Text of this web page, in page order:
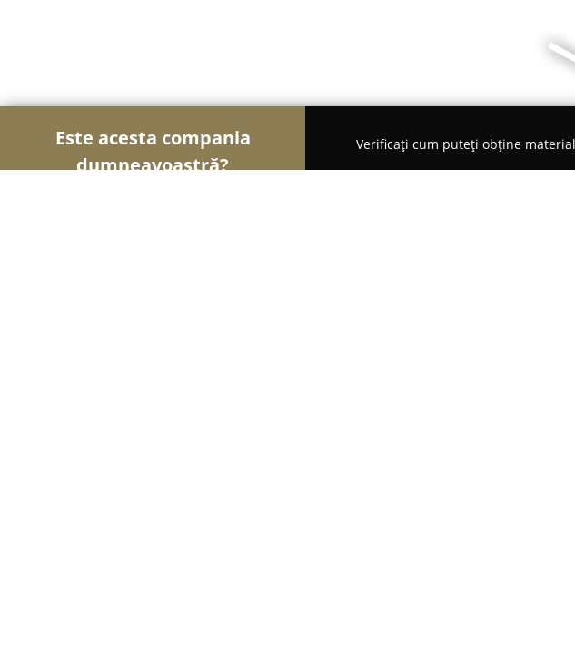
Este acesta compania
dumneavoastră?
Verificați cum puteți obține